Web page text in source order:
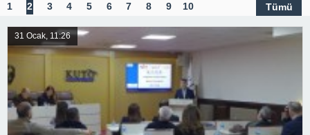
1 2 3 4 5 6 7 8 9 10 Tümü
31 Ocak, 11:26